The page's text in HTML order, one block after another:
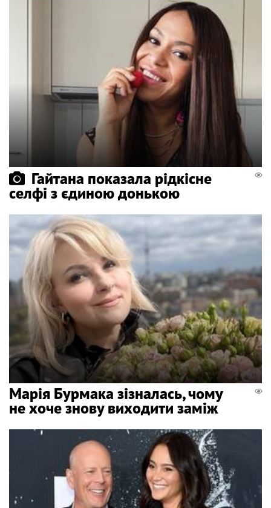
Гайтана показала рідкісне
селфі з єдиною донькою
Марія Бурмака зізналась, чому
не хоче знову виходити заміж